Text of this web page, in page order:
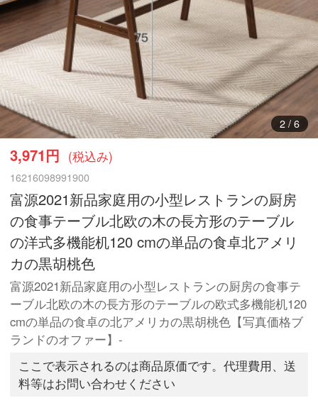
3/ 6
3,971円 (税込み)
16216098991900
富源2021新品家庭用の小型レストランの厨房
の食事テーブル北欧の木の長方形のテーブル
の洋式多機能机120 cmの単品の食卓北アメリ
カの黒胡桃色
富源2021新品家庭用の小型レストランの厨房の食事テ
ーブル北欧の木の長方形のテーブルの欧式多機能机120
cmの単品の食卓の北アメリカの黒胡桃色【写真価格ブ
ランドのオファー】-
ここで表示されるのは商品原価です。代理費用、送
料等はお問い合わせください